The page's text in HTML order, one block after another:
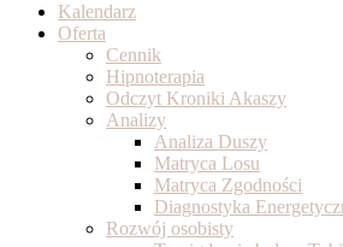
Kalendarz
Oferta
Cennik
Hipnoterapia
Odczyt Kroniki Akaszy
Analizy
Analiza Duszy
Matryca Losu
Matryca Zgodności
Diagnostyka
Rozwój osobisty